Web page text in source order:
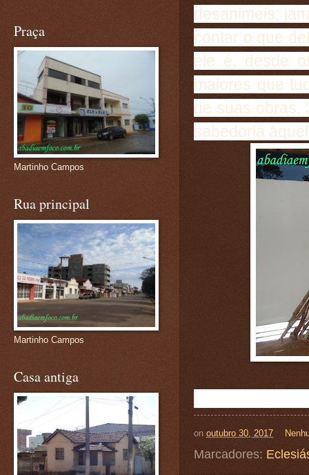
desanimeis;
contar o que
ele é, desde
maiores que
de suas obras.
sabedoria
on outubro 30, 2017
Marcadores:
Praça
Martinho Campos
Rua principal
Martinho Campos
Casa antiga